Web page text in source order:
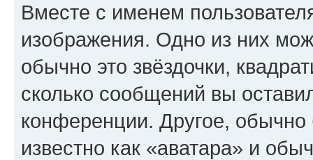
Вместе с именем
изображения. Одно из них
обычно это звёздочки,
сколько сообщений вы
конференции. Другое,
известно как «аватара» и